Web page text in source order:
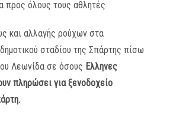
προς όλους τους αθλητές
και αλλαγής ρούχων στα
σταδίου της Σπάρτης πίσω
Λεωνίδα σε όσους Ελληνες
πληρώσει για ξενοδοχείο